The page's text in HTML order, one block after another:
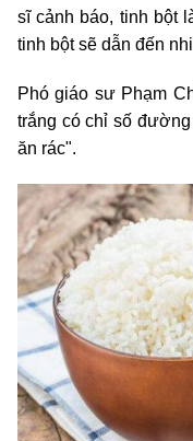
sĩ cảnh báo, tinh bột
tinh bột sẽ dẫn đến
Phó giáo sư Phạm
trắng có chỉ số
ăn rác".